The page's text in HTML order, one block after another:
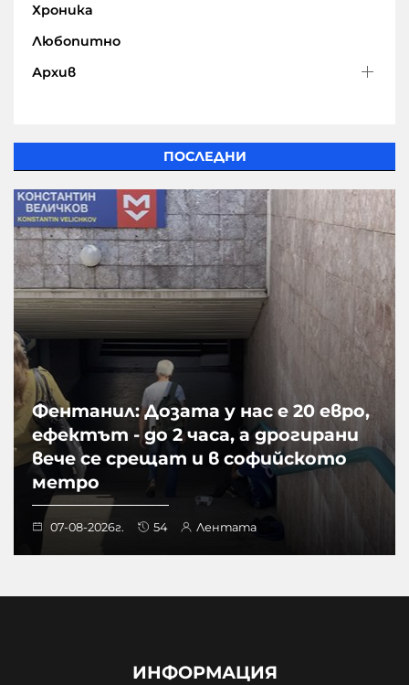
Хроника
Любопитно
Архив
ПОСЛЕДНИ
Фентанил: Дозата у нас е 20 евро,
ефектът - до 2 часа, а дрогирани
вече се срещат и в софийското
метро
07-08-2026г. 54 Лентата
ИНФОРМАЦИЯ